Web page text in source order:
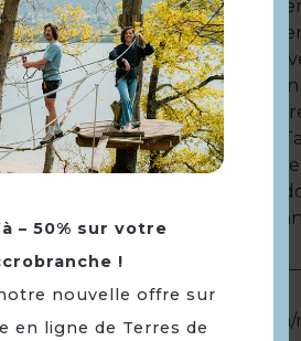
ans : 39€ semaine / 39€ week-
ans : 30€ semaine / 30€ week-
CLUB DE LA CHOUETTE
la Chouette, profitez toutes
de *-20 € sur tous les
week-end & jours fériés
valable 1 an) * -5€ sur
(La carte Club de la Chouette ne
pour les 9 trous et -26
le site
www.golfdelachouette.com/
– 50% sur votre
!
nouvelle offre sur
en ligne de Terres de